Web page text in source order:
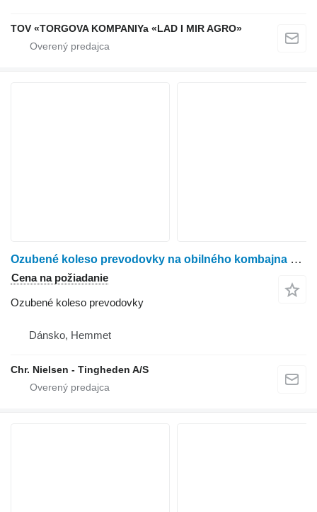
TOV «TORGOVA KOMPANIYa «LAD I MIR AGRO»
Ozubené koleso prevodovky na obilného kombajna New Holland TX36
Cena na požiadanie
Ozubené koleso prevodovky
Dánsko, Hemmet
Chr. Nielsen - Tingheden A/S